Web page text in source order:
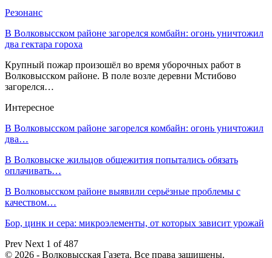
Резонанс
В Волковысском районе загорелся комбайн: огонь уничтожил
два гектара гороха
Крупный пожар произошёл во время уборочных работ в
Волковысском районе. В поле возле деревни Мстибово
загорелся…
Интересное
В Волковысском районе загорелся комбайн: огонь уничтожил
два…
В Волковыске жильцов общежития попытались обязать
оплачивать…
В Волковысском районе выявили серьёзные проблемы с
качеством…
Бор, цинк и сера: микроэлементы, от которых зависит урожай
Prev Next 1 of 487
© 2026 - Волковысская Газета. Все права защищены.